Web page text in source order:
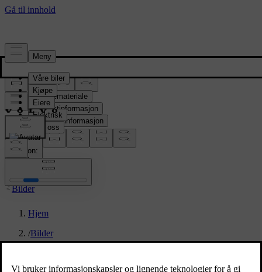
Presserom
Pressemateriale
Produktinformasjon
Selskapsinformasjon
Mediekontakter
location:
NO
Bilder
Hjem
/Bilder